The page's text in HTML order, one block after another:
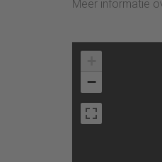
Meer informatie
−